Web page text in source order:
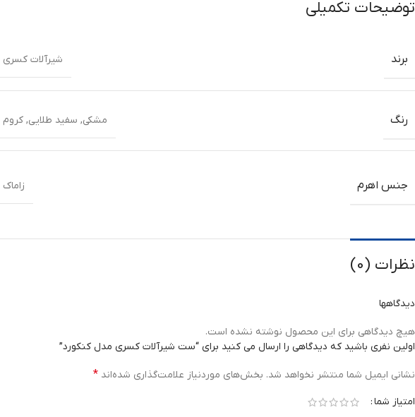
توضیحات تکمیلی
برند شیرآلات کسری
رنگ مشکی, سفید طلایی, کروم
جنس اهرم زاماک
نظرات (0)
دیدگاهها
هیچ دیدگاهی برای این محصول نوشته نشده است.
اولین نفری باشید که دیدگاهی را ارسال می کنید برای “ست شیرآلات کسری مدل کنکورد”
نشانی ایمیل شما منتشر نخواهد شد. بخش‌های موردنیاز علامت‌گذاری شده‌اند *
امتیاز شما